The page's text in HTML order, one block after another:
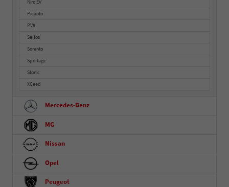
Niro EV
Picanto
PV5
Seltos
Sorento
Sportage
Stonic
XCeed
Mercedes-Benz
MG
Nissan
Opel
Peugeot